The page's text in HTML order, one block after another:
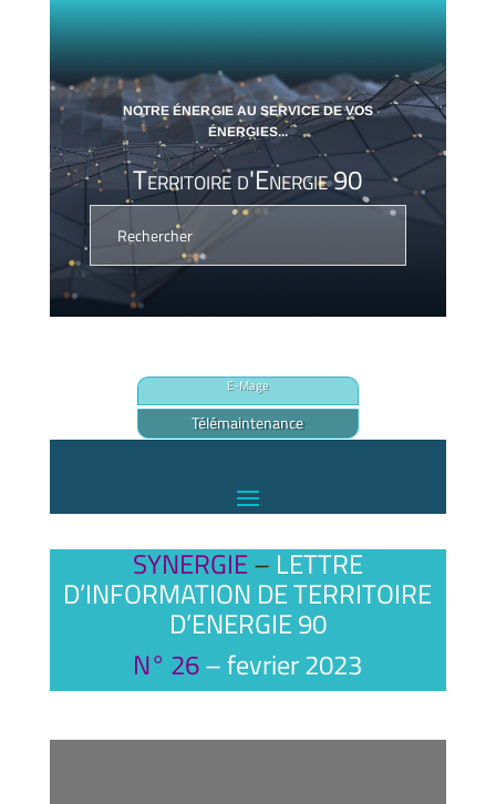
NOTRE ÉNERGIE AU SERVICE DE VOS
ÉNERGIES...
Territoire d'Energie 90
E-Mage
Télémaintenance
SYNERGIE– LETTRE
D’INFORMATION DE TERRITOIRE
D’ENERGIE 90
N° 26– fevrier 2023